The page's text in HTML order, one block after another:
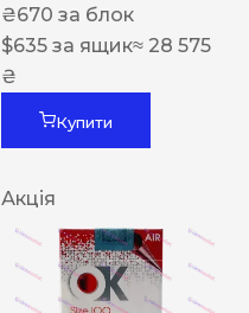
₴670 за блок
$635 за ящик≈ 28 575
₴
Купити
Акція